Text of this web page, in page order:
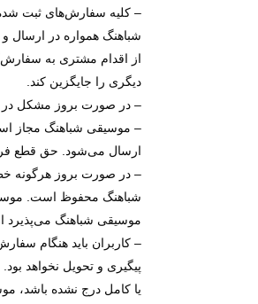
– کلیه سفارش‌‏های ثبت
شباهنگ همواره در ارسال
از اقدام مشتری به
دیگری را جایگزین کند.
– در صورت بروز مشکل در
– موسیقی شباهنگ مجاز
ارسال می‌‏شود. حق قطع
– در صورت بروز هرگونه
شباهنگ محفوظ است. موسیقی
موسیقی شباهنگ می‌پذیرد
– کاربران باید هنگام
پیگیری و تحویل نخواهد
یا کامل درج نشده باشد،